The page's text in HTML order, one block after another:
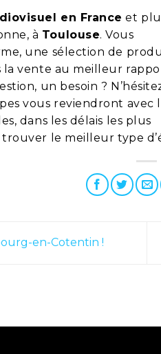
en France et
à Toulouse. Vous
une sélection de
la vente au meilleur
un besoin ?
vous reviendront avec
dans les délais les plus
le meilleur type
en-Cotentin !